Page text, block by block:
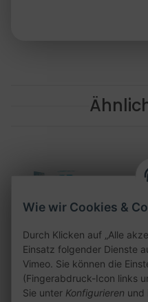
HQD Juice Liquid -
Blueberry 18mg
Wie wir Cookies &
Durch Klicken auf „Alle
Einsatz folgender Dienste
Vimeo. Sie können die
(Fingerabdruck-Icon links
Sie unter Konfigurieren und